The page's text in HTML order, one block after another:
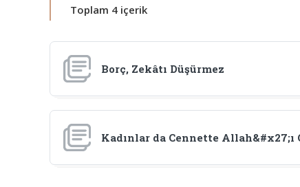
Toplam 4 içerik
Borç, Zekâtı Düşürmez
Kadınlar da Cennette Allah&#x27;ı